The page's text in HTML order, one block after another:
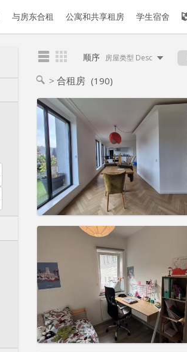
与房东合租 公寓和共享租房 学生宿舍
顺序 房屋类型 Desc
合租房 (190)
实用信息
租金:
100 €
住房登记:有登记条件